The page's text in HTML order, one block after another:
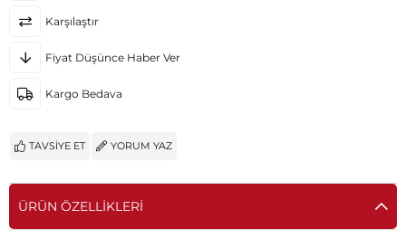
Karşılaştır
Fiyat Düşünce Haber Ver
Kargo Bedava
TAVSIYE ET YORUM YAZ
ÜRÜN ÖZELLIKLERI